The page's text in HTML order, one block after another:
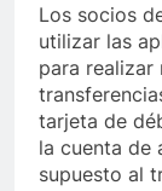
Los socios
utilizar las
para
tarjeta de
la cuenta de
supuesto al